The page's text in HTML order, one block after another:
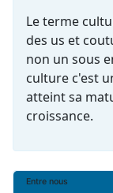
Le terme
des us et
non un sous
culture c'est
atteint sa
croissance.
Entre nous